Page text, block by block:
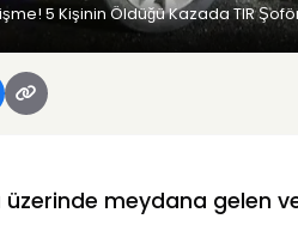
5 Kişinin Öldüğü Kazada TIR
üzerinde meydana gelen